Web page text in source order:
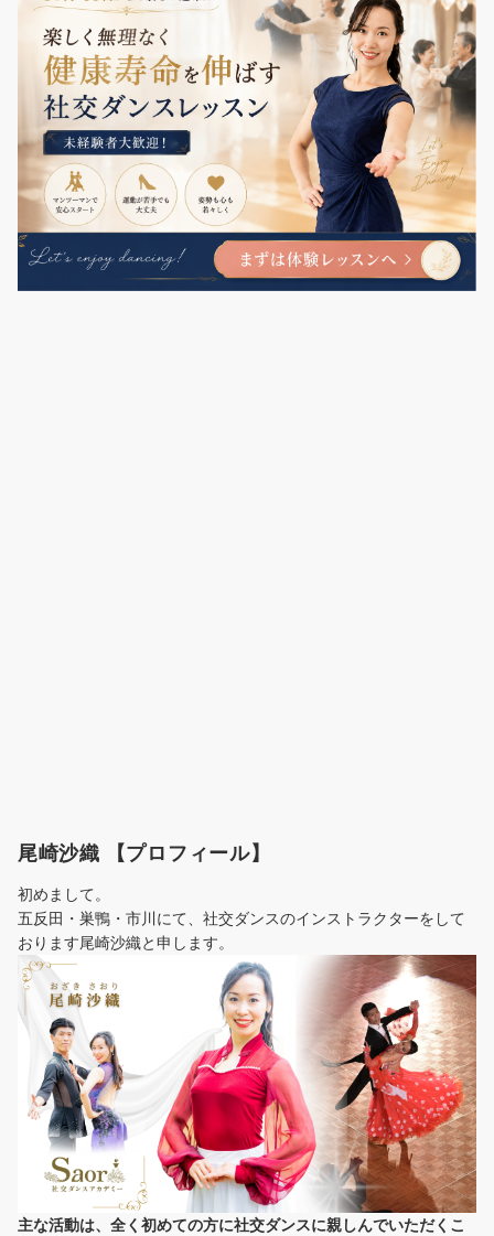
尾崎沙織 【プロフィール】
初めまして。
五反田・巣鴨・市川にて、社交ダンスのインストラクターをして
おります尾崎沙織と申します。
主な活動は、全く初めての方に社交ダンスに親しんでいただくこ